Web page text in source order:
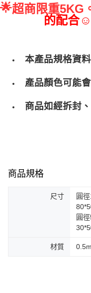
🌟超商限重5KG
的配合☺
本產品規格資
產品顏色可能
商品如經拆封
商品規格
尺寸
圓
圓
材質